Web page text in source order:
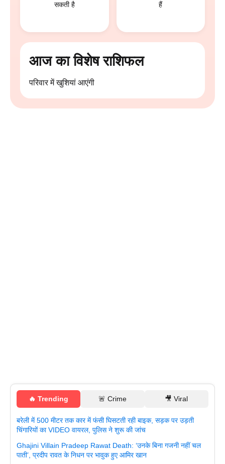
सकती है
हैं
आज का विशेष राशिफल
परिवार में खुशियां आएंगी
🔥 Trending 🚨 Crime 🎥 Viral
बरेली में 500 मीटर तक कार में फंसी घिसटती रही बाइक, सड़क पर उड़ती
चिंगारियों का VIDEO वायरल, पुलिस ने शुरू की जांच
Ghajini Villain Pradeep Rawat Death: ‘उनके बिना गजनी नहीं चल
पाती’, प्रदीप रावत के निधन पर भावुक हुए आमिर खान